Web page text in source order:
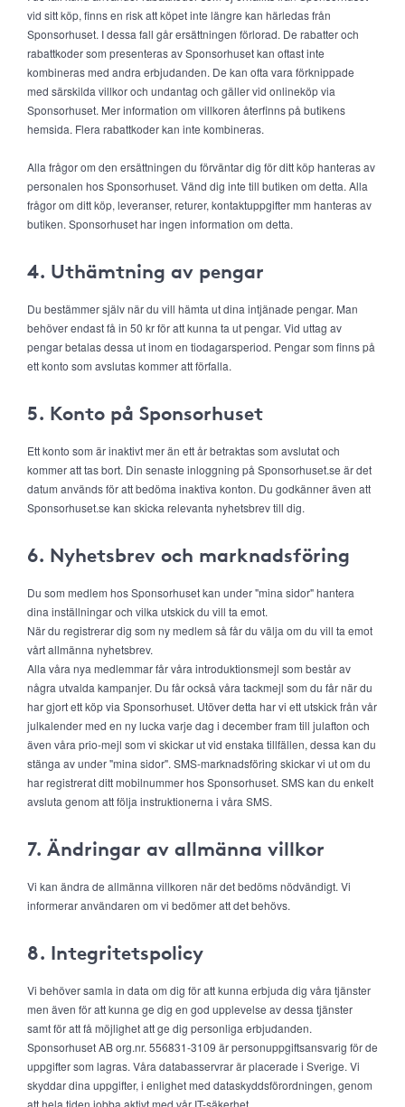
vid sitt köp, finns en risk att köpet inte längre kan härledas från
Sponsorhuset. I dessa fall går ersättningen förlorad. De rabatter och
rabattkoder som presenteras av Sponsorhuset kan oftast inte
kombineras med andra erbjudanden. De kan ofta vara förknippade
med särskilda villkor och undantag och gäller vid onlineköp via
Sponsorhuset. Mer information om villkoren återfinns på butikens
hemsida. Flera rabattkoder kan inte kombineras.
Alla frågor om den ersättningen du förväntar dig för ditt köp hanteras av
personalen hos Sponsorhuset. Vänd dig inte till butiken om detta. Alla
frågor om ditt köp, leveranser, returer, kontaktuppgifter mm hanteras av
butiken. Sponsorhuset har ingen information om detta.
4. Uthämtning av pengar
Du bestämmer själv när du vill hämta ut dina intjänade pengar. Man
behöver endast få in 50 kr för att kunna ta ut pengar. Vid uttag av
pengar betalas dessa ut inom en tiodagarsperiod. Pengar som finns på
ett konto som avslutas kommer att förfalla.
5. Konto på Sponsorhuset
Ett konto som är inaktivt mer än ett år betraktas som avslutat och
kommer att tas bort. Din senaste inloggning på Sponsorhuset.se är det
datum används för att bedöma inaktiva konton. Du godkänner även att
Sponsorhuset.se kan skicka relevanta nyhetsbrev till dig.
6. Nyhetsbrev och marknadsföring
Du som medlem hos Sponsorhuset kan under "mina sidor" hantera
dina inställningar och vilka utskick du vill ta emot.
När du registrerar dig som ny medlem så får du välja om du vill ta emot
vårt allmänna nyhetsbrev.
Alla våra nya medlemmar får våra introduktionsmejl som består av
några utvalda kampanjer. Du får också våra tackmejl som du får när du
har gjort ett köp via Sponsorhuset. Utöver detta har vi ett utskick från vår
julkalender med en ny lucka varje dag i december fram till julafton och
även våra prio-mejl som vi skickar ut vid enstaka tillfällen, dessa kan du
stänga av under "mina sidor". SMS-marknadsföring skickar vi ut om du
har registrerat ditt mobilnummer hos Sponsorhuset. SMS kan du enkelt
avsluta genom att följa instruktionerna i våra SMS.
7. Ändringar av allmänna villkor
Vi kan ändra de allmänna villkoren när det bedöms nödvändigt. Vi
informerar användaren om vi bedömer att det behövs.
8. Integritetspolicy
Vi behöver samla in data om dig för att kunna erbjuda dig våra tjänster
men även för att kunna ge dig en god upplevelse av dessa tjänster
samt för att få möjlighet att ge dig personliga erbjudanden.
Sponsorhuset AB org.nr. 556831-3109 är personuppgiftsansvarig för de
uppgifter som lagras. Våra databasservrar är placerade i Sverige. Vi
skyddar dina uppgifter, i enlighet med dataskyddsförordningen, genom
att hela tiden jobba aktivt med vår IT-säkerhet.